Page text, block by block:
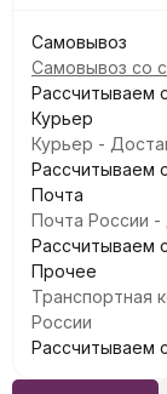
Самовывоз
Самовывоз со
Рассчитываем
Курьер
Курьер -
Рассчитываем
Почта
Почта России -
Рассчитываем
Прочее
Транспортная
России
Рассчитываем